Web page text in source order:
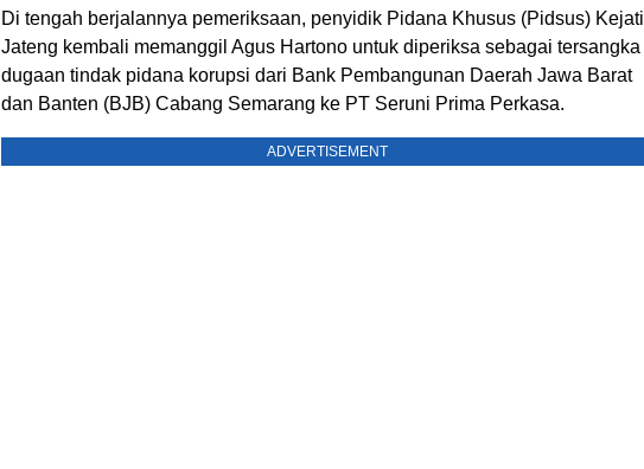
Di tengah berjalannya pemeriksaan, penyidik Pidana Khusus (Pidsus) Kejati
Jateng kembali memanggil Agus Hartono untuk diperiksa sebagai tersangka
dugaan tindak pidana korupsi dari Bank Pembangunan Daerah Jawa Barat
dan Banten (BJB) Cabang Semarang ke PT Seruni Prima Perkasa.
ADVERTISEMENT